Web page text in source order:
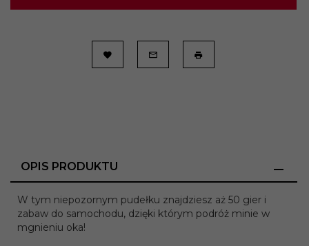
OPIS PRODUKTU
W tym niepozornym pudełku znajdziesz aż 50 gier i
zabaw do samochodu, dzięki którym podróż minie w
mgnieniu oka!